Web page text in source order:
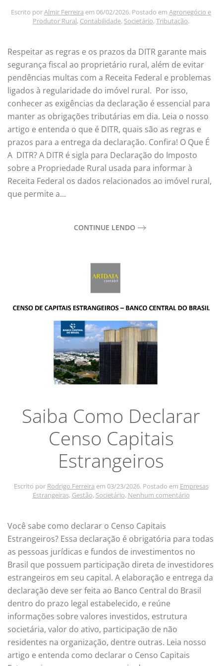
Escrito porAlmir Ferreira em 06/02/2026. Postado em Agronegócio e
Produtor Rural, Contabilidade, Societário,Tributação.
Respeitar as regras e os prazos da DITR garante mais
segurança fiscal ao proprietário rural, além de evitar
pendências multas com a Receita Federal e problemas
ligados à regularidade do imóvel rural. Por isso,
conhecer as exigências da declaração é essencial para
manter as obrigações tributárias em dia. Leia o nosso
artigo e entenda o que é DITR, quais são as regras e
prazos para a entrega da declaração. Confira! O Que É
A DITR? A DITR é sigla para Declaração do Imposto
sobre a Propriedade Rural usada para informar à
Receita Federal os dados relacionados ao imóvel rural,
que permite a...
CONTINUE LENDO
Saiba Como Declarar
Censo Capitais
Estrangeiros
Escrito por Rodrigo Ferreira em 03/23/2026. Postado em Empresas
Estrangeiras, Gestão, Societário. Nenhum comentárioem
Capitais
Você sabe como declarar o Censo Capitais
Estrangeiros? Essa declaração é obrigatória para todas
as pessoas jurídicas e fundos de investimentos no
Brasil que possuem participação direta de investidores
estrangeiros em seu capital. A elaboração e entrega da
declaração deve ser feita ao Banco Central do Brasil
dentro do prazo legal estabelecido, e reúne
informações sobre valores investidos, estrutura
societária, valor do ativo, participação de não
residentes na organização, dentre outras. Leia nosso
artigo e entenda como declarar o Censo Capitais